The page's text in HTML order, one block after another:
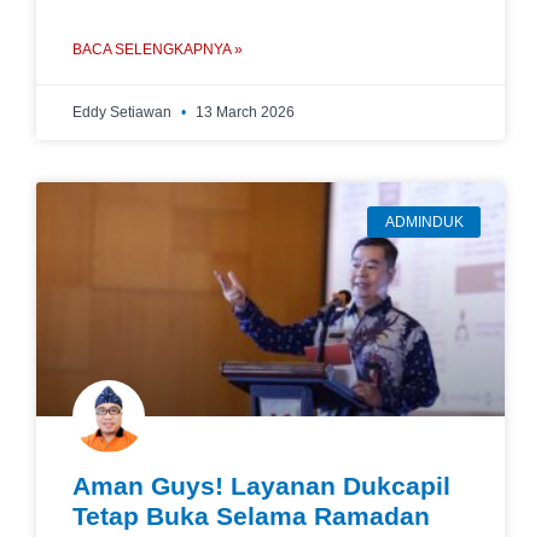
BACA SELENGKAPNYA »
Eddy Setiawan 13 March 2026
ADMINDUK
Aman Guys! Layanan Dukcapil
Tetap Buka Selama Ramadan